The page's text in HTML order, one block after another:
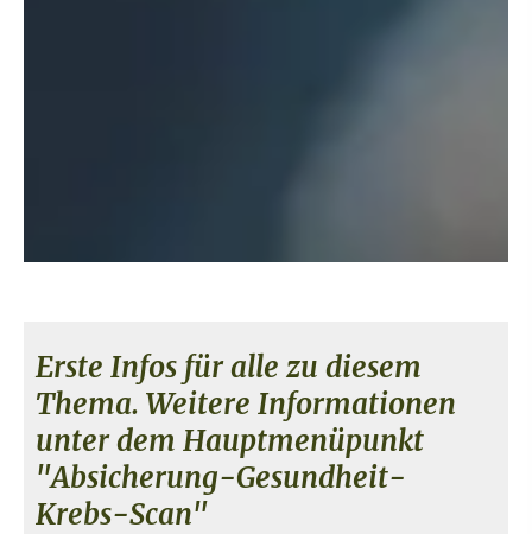
Erste Infos für alle zu diesem
Thema. Weitere Informationen
unter dem Hauptmenüpunkt
"Absicherung-Gesundheit-
Krebs-Scan"